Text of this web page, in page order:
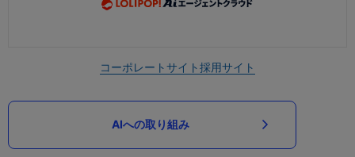
コーポレートサイト採用サイト
AIへの取り組み